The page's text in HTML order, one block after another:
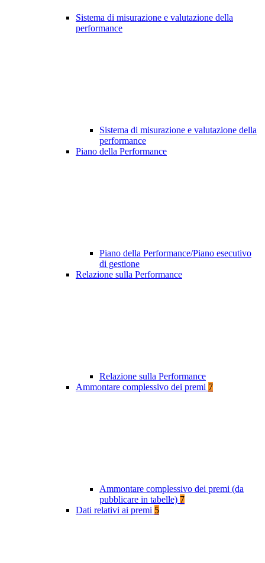
Sistema di misurazione e valutazione della
performance
Sistema di misurazione e valutazione della
performance
Piano della Performance
Piano della Performance/Piano esecutivo
di gestione
Relazione sulla Performance
Relazione sulla Performance
Ammontare complessivo dei premi 7
Ammontare complessivo dei premi (da
pubblicare in tabelle) 7
Dati relativi ai premi 5